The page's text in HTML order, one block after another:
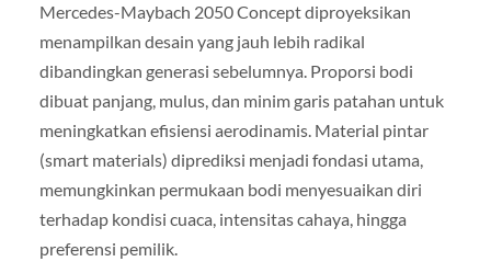
Mercedes-Maybach 2050 Concept diproyeksikan
menampilkan desain yang jauh lebih radikal
dibandingkan generasi sebelumnya. Proporsi bodi
dibuat panjang, mulus, dan minim garis patahan untuk
meningkatkan efisiensi aerodinamis. Material pintar
(smart materials) diprediksi menjadi fondasi utama,
memungkinkan permukaan bodi menyesuaikan diri
terhadap kondisi cuaca, intensitas cahaya, hingga
preferensi pemilik.